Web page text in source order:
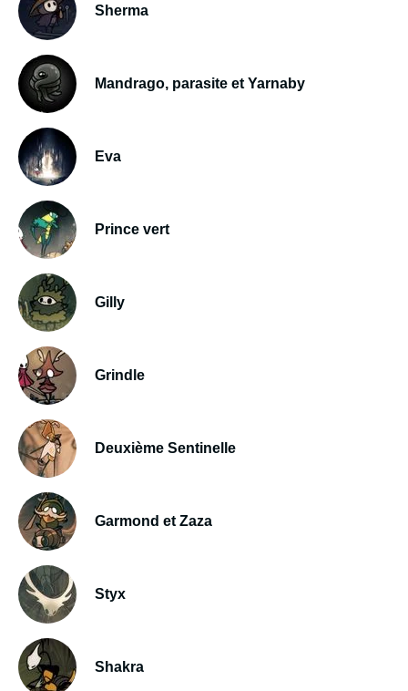
Sherma
Mandrago, parasite et Yarnaby
Eva
Prince vert
Gilly
Grindle
Deuxième Sentinelle
Garmond et Zaza
Styx
Shakra